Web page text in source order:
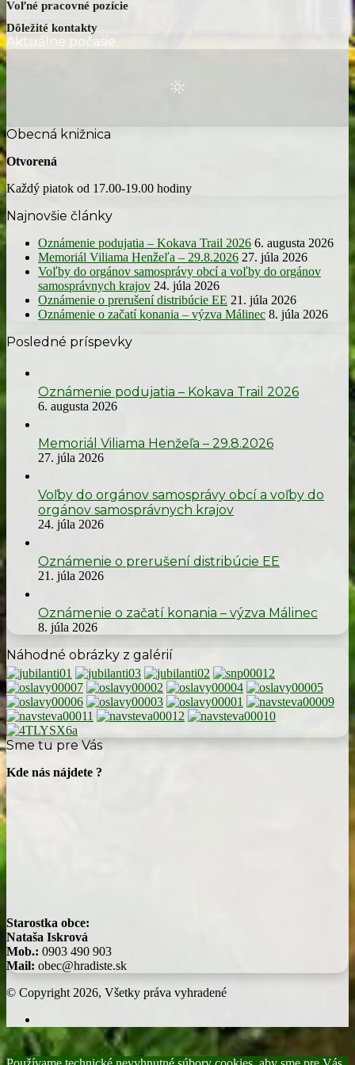
Elektronické služby
Smernice
Ostatné dokumenty
Organizačná štruktúra
Voľné pracovné pozície
Dôležité kontakty
Aktuálne počasie
Obecná knižnica
Otvorená
Každý piatok od 17.00-19.00 hodiny
Najnovšie články
Oznámenie podujatia – Kokava Trail 2026 6. augusta 2026
Memoriál Viliama Henžeľa – 29.8.2026 27. júla 2026
Voľby do orgánov samosprávy obcí a voľby do orgánov
samosprávnych krajov 24. júla 2026
Oznámenie o prerušení distribúcie EE 21. júla 2026
Oznámenie o začatí konania – výzva Málinec 8. júla 2026
Posledné príspevky
Oznámenie podujatia – Kokava Trail 2026
6. augusta 2026
Memoriál Viliama Henžeľa – 29.8.2026
27. júla 2026
Voľby do orgánov samosprávy obcí a voľby do
orgánov samosprávnych krajov
24. júla 2026
Oznámenie o prerušení distribúcie EE
21. júla 2026
Oznámenie o začatí konania – výzva Málinec
8. júla 2026
Náhodné obrázky z galérií
Sme tu pre Vás
Kde nás nájdete ?
Starostka obce:
Nataša Iskrová
Mob.: 0903 490 903
Mail: obec@hradiste.sk
© Copyright 2026, Všetky práva vyhradené
Back
to